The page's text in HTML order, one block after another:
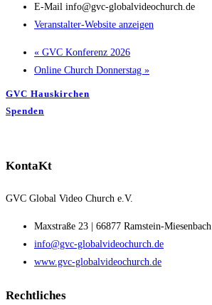
E-Mail info@gvc-globalvideochurch.de
Veranstalter-Website anzeigen
« GVC Konferenz 2026
Online Church Donnerstag »
GVC Hauskirchen
Spenden
KontaKt
GVC Global Video Church e.V.
Maxstraße 23 | 66877 Ramstein-Miesenbach
info@gvc-globalvideochurch.de
www.gvc-globalvideochurch.de
Rechtliches